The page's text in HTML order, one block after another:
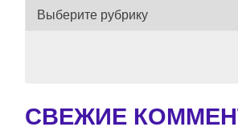
ВЕСЬ
СВЕЖИЕ